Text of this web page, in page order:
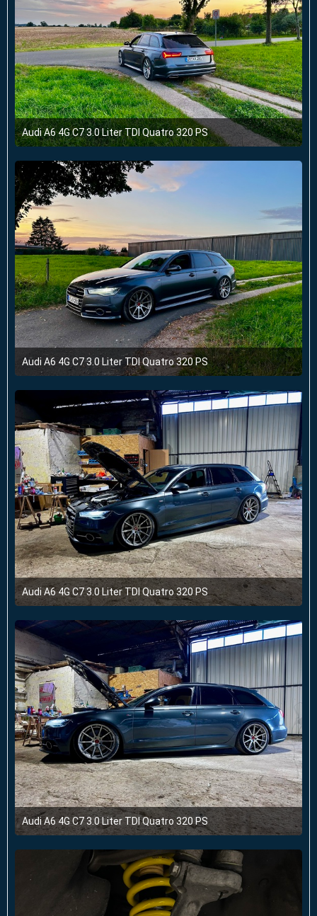
Audi A6 4G C7 3.0 Liter TDI Quatro 320 PS
4. August 2024 um 10:43
2
Audi A6 4G C7 3.0 Liter TDI Quatro 320 PS
4. August 2024 um 10:43
2
Audi A6 4G C7 3.0 Liter TDI Quatro 320 PS
4. August 2024 um 10:43
1
Audi A6 4G C7 3.0 Liter TDI Quatro 320 PS
4. August 2024 um 10:43
1